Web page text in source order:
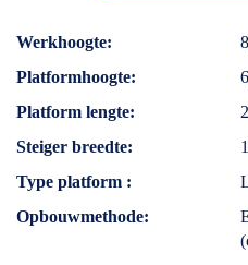
Specificaties
Werkhoogte
Platformhoogte
Platform lengte
Steiger breedte
Type platform
Opbouwmethode